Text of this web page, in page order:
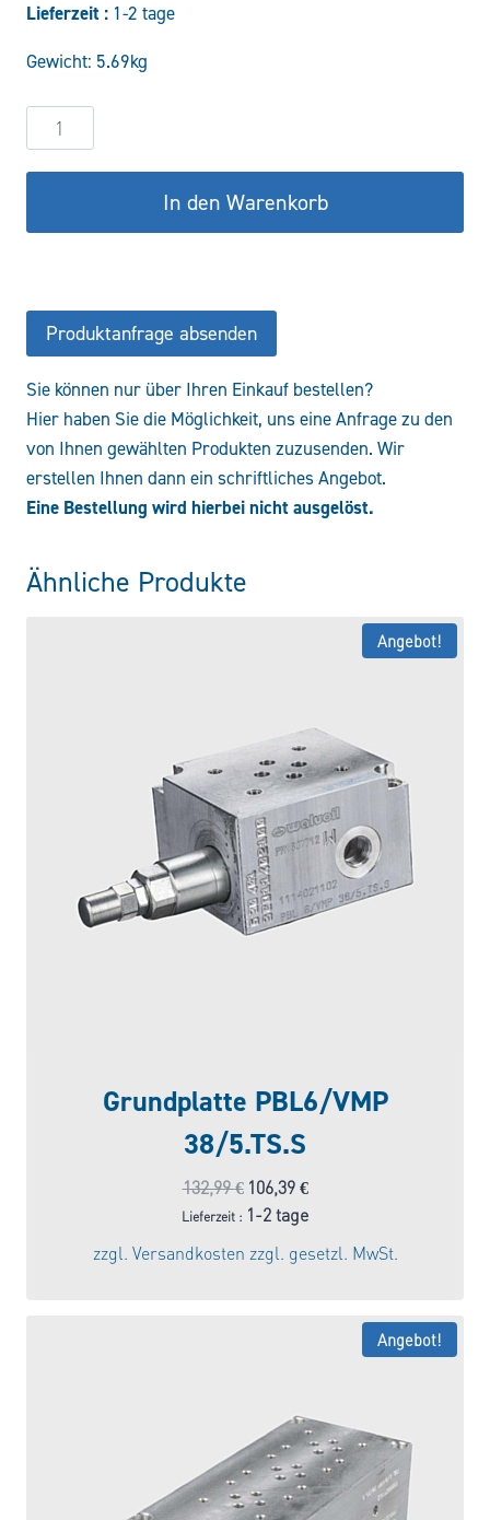
war:
406,37 €
Lieferzeit : 1-2 tage
Gewicht: 5.69kg
Reihenanschlussplatte
PBL10/3VMP12/TS.S
Menge
In den Warenkorb
Produktanfrage absenden
Sie können nur über Ihren Einkauf bestellen?
Hier haben Sie die Möglichkeit, uns eine Anfrage zu den
von Ihnen gewählten Produkten zuzusenden. Wir
erstellen Ihnen dann ein schriftliches Angebot.
Eine Bestellung wird hierbei nicht ausgelöst.
Ähnliche Produkte
Angebot!
Grundplatte PBL6/VMP
38/5.TS.S
132,99€ Ursprünglicher
Preis
war:
132,99 €
106,39 €Aktueller
Preis
Lieferzeit : 1-2 tage
zzgl. Versandkosten zzgl. gesetzl. MwSt.
Angebot!